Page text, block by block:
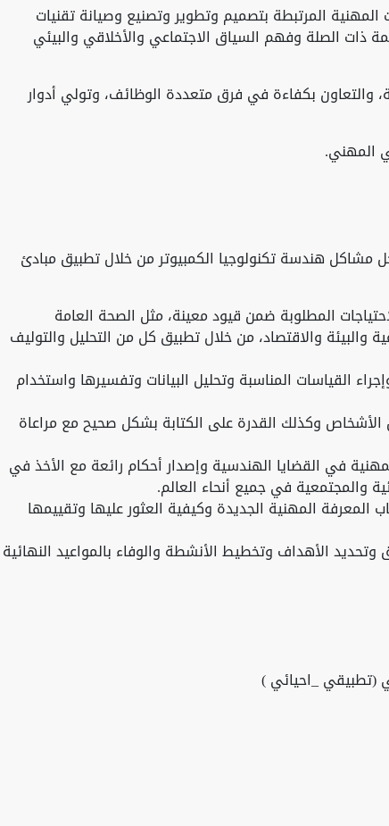
المرتبطة بتصميم وتطوير وتصنيع وصيانة تقنيات
ذات الصلة وفهم السياق الاجتماعي والأخلاقي والبيئي
والتعاون بكفاءة في فرق متعددة الوظائف، وتولي أدوار
المهني.
هندسة تكنولوجيا الكمبيوتر من خلال تطبيق مبادئ
المطلوبة ضمن قيود معينة، مثل الصحة العامة
والبيئة والاقتصاد، من خلال تطبيق كل من التحليل والتوليف
القياسات المناسبة وتحليل البيانات وتفسيرها واستخدام
وكذلك القدرة على الكتابة بشكل صحيح مع مراعاة
في القضايا الهندسية وإصدار أحكام رائعة مع الأخذ في
والمجتمعية في جميع أنحاء العالم.
المعرفة المهنية الجديدة وكيفية العثور عليها وتقييمها
الأهداف وتخطيط الأنشطة والوفاء بالمواعيد النهائية
(تطبيقي _احيائي )